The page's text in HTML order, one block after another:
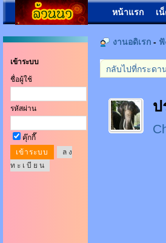
หน้าแรก เ
เข้าระบบ
ชื่อผู้ใช้
รหัสผ่าน
คุ๊กกี๊
ล ง
ท ะ เ บี ย น
งานอดิเรก - ฟั
กลับไปที่กระดา
ป